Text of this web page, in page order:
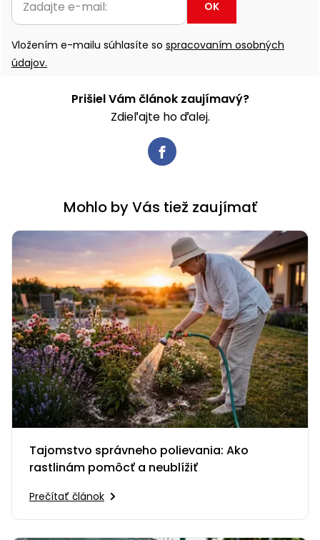
OK
Vložením e-mailu súhlasíte so spracovaním osobných
údajov.
Prišiel Vám článok zaujímavý?
Zdieľajte ho ďalej.
Mohlo by Vás tiež zaujímať
Tajomstvo správneho polievania: Ako
rastlinám pomôcť a neublížiť
Prečítať článok